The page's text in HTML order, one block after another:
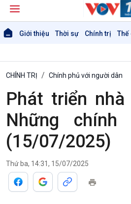
Giới thiệu Thời sự Chính trị Thế
CHÍNH TRỊ Chính phủ với người dân
Phát triển
Những chính
(15/07/2025)
Thứ ba, 14:31, 15/07/2025